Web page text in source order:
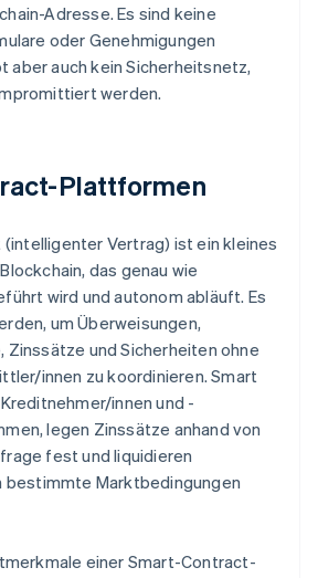
Adresse. Es sind keine
oder Genehmigungen
aber auch kein Sicherheitsnetz,
werden.
Plattformen
(intelligenter Vertrag) ist ein kleines
das genau wie
wird und autonom abläuft. Es
um Überweisungen,
und Sicherheiten ohne
innen zu koordinieren. Smart
innen und -
legen Zinssätze anhand von
fest und liquidieren
bestimmte Marktbedingungen
einer Smart-Contract-